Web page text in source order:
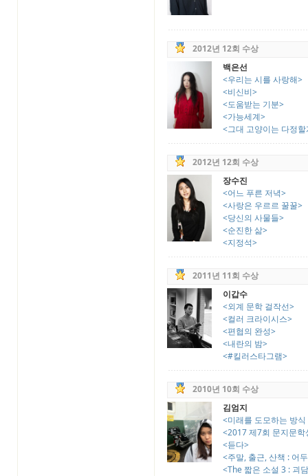
2012년 12회 수상
백은선
<우리는 시를 사랑해>
<비신비>
<도움받는 기분>
<가능세계>
<그대 고양이는 다정
2012년 12회 수상
장수진
<어느 푸른 저녁>
<사랑은 우르르 꿀꿀>
<당신의 사물들>
<순진한 삶>
<지정석>
2011년 11회 수상
이갑수
<외계 문학 걸작선>
<컬러 크라이시스>
<편협의 완성>
<내란의 밤>
<#킬러스타그램>
2010년 10회 수상
김엄지
<미래를 도모하는 방
<2017 제7회 문지문학
<듣다>
<주말, 출근, 산책 : 어
<The 짧은 소설 3 : 괴